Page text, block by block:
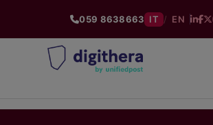
059 8638663 IT / EN